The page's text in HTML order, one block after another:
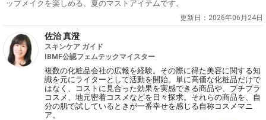
ップメイクを楽しめる、夏のマストアイテムです。
更新日： 2026年06月24日
佐治 真澄
スキンケア ガイド
IBMF公認フェムテックマイスター
複数の化粧品会社の広報を経験。その際に得た美容に関する知
識を元にライターとして活動を開始。単に高価な化粧品だけで
はなく、コストに見合った効果を実感できる商品や、プチプラ
コスメ、地元密着コスメなどを日々探求。それらの商品を、自
分の肌で試しているときが一番幸せを感じる自称コスメマニ
ア。